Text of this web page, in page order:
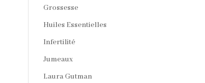
Grossesse
Huiles Essentielles
Infertilité
Jumeaux
Laura Gutman